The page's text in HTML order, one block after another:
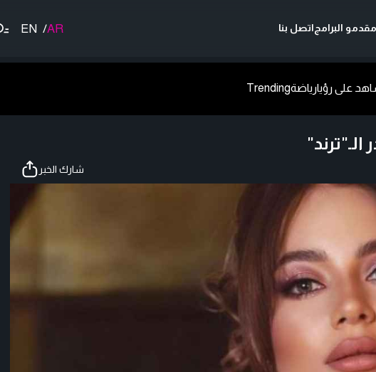
مقدمو البرامجاتصل بنا AR
/
EN
على رؤيارياضةTrending
شارك الخبر